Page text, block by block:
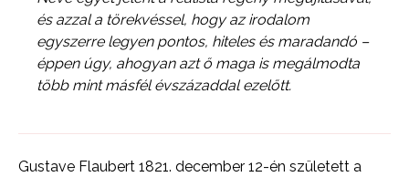
és azzal a törekvéssel, hogy az irodalom
egyszerre legyen pontos, hiteles és maradandó –
éppen úgy, ahogyan azt ő maga is megálmodta
több mint másfél évszázaddal ezelőtt.
Gustave Flaubert 1821. december 12-én született a